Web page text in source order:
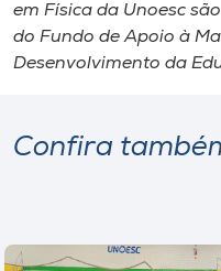
em Física da Unoesc
do Fundo de Apoio à
Desenvolvimento da
Confira